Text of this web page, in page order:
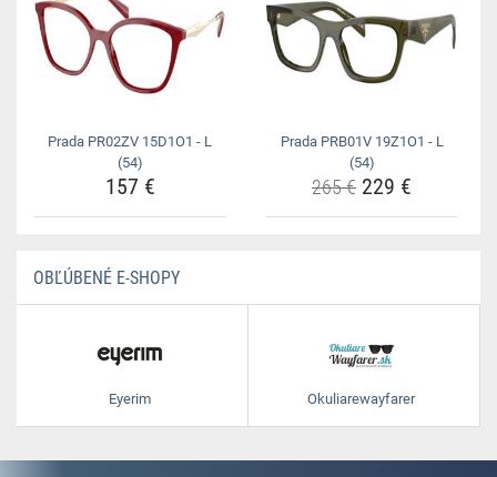
Prada PR02ZV 15D1O1 - L
(54)
157 €
Prada PRB01V 19Z1O1 - L
(54)
265 € 229 €
OBĽÚBENÉ E-SHOPY
Eyerim Okuliarewayfarer